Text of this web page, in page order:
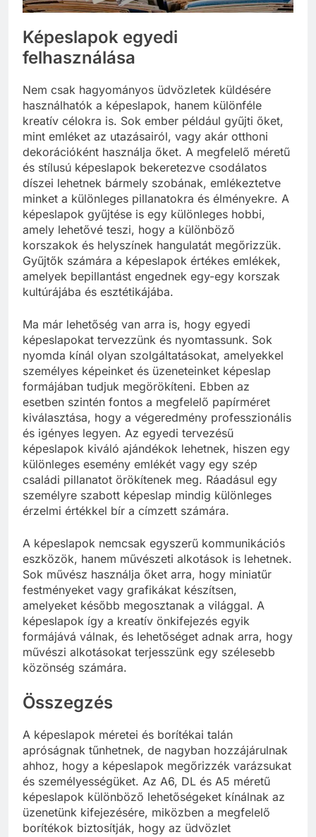
Képeslapok egyedi
felhasználása
Nem csak hagyományos üdvözletek küldésére
használhatók a képeslapok, hanem különféle
kreatív célokra is. Sok ember például gyűjti őket,
mint emléket az utazásairól, vagy akár otthoni
dekorációként használja őket. A megfelelő méretű
és stílusú képeslapok bekeretezve csodálatos
díszei lehetnek bármely szobának, emlékeztetve
minket a különleges pillanatokra és élményekre. A
képeslapok gyűjtése is egy különleges hobbi,
amely lehetővé teszi, hogy a különböző
korszakok és helyszínek hangulatát megőrizzük.
Gyűjtők számára a képeslapok értékes emlékek,
amelyek bepillantást engednek egy-egy korszak
kultúrájába és esztétikájába.
Ma már lehetőség van arra is, hogy egyedi
képeslapokat tervezzünk és nyomtassunk. Sok
nyomda kínál olyan szolgáltatásokat, amelyekkel
személyes képeinket és üzeneteinket képeslap
formájában tudjuk megörökíteni. Ebben az
esetben szintén fontos a megfelelő papírméret
kiválasztása, hogy a végeredmény professzionális
és igényes legyen. Az egyedi tervezésű
képeslapok kiváló ajándékok lehetnek, hiszen egy
különleges esemény emlékét vagy egy szép
családi pillanatot örökítenek meg. Ráadásul egy
személyre szabott képeslap mindig különleges
érzelmi értékkel bír a címzett számára.
A képeslapok nemcsak egyszerű kommunikációs
eszközök, hanem művészeti alkotások is lehetnek.
Sok művész használja őket arra, hogy miniatűr
festményeket vagy grafikákat készítsen,
amelyeket később megosztanak a világgal. A
képeslapok így a kreatív önkifejezés egyik
formájává válnak, és lehetőséget adnak arra, hogy
művészi alkotásokat terjesszünk egy szélesebb
közönség számára.
Összegzés
A képeslapok méretei és borítékai talán
apróságnak tűnhetnek, de nagyban hozzájárulnak
ahhoz, hogy a képeslapok megőrizzék varázsukat
és személyességüket. Az A6, DL és A5 méretű
képeslapok különböző lehetőségeket kínálnak az
üzenetünk kifejezésére, miközben a megfelelő
borítékok biztosítják, hogy az üdvözlet